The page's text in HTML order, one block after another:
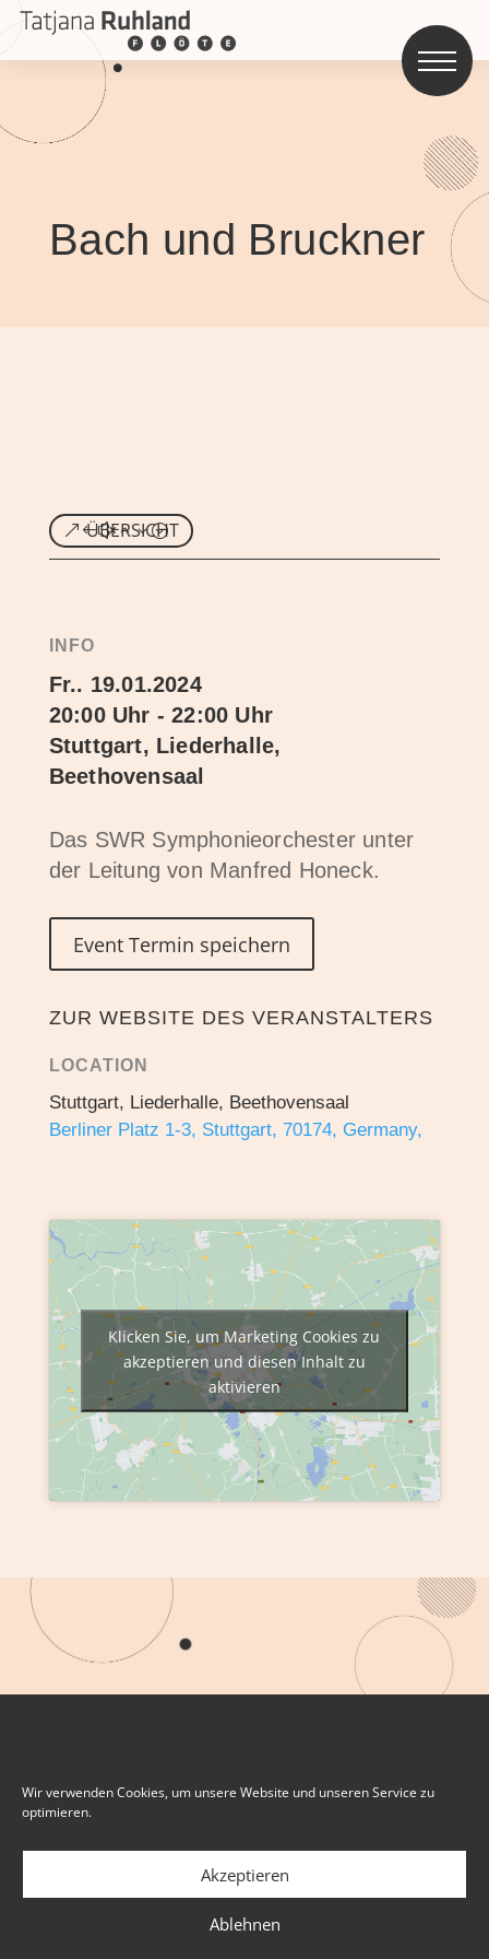
Wir verwenden Cookies, um unsere Website und unseren Service zu
optimieren.
Akzeptieren
Ablehnen
Bach und Bruckner
ÜBERSICHT
INFO
Fr.. 19.01.2024
20:00 Uhr - 22:00 Uhr
Stuttgart, Liederhalle,
Beethovensaal
Das SWR Symphonieorchester unter
der Leitung von Manfred Honeck.
Event Termin speichern
ZUR WEBSITE DES VERANSTALTERS
LOCATION
Stuttgart, Liederhalle, Beethovensaal
Berliner Platz 1-3, Stuttgart, 70174, Germany,
Klicken Sie, um Marketing Cookies zu
akzeptieren und diesen Inhalt zu
aktivieren